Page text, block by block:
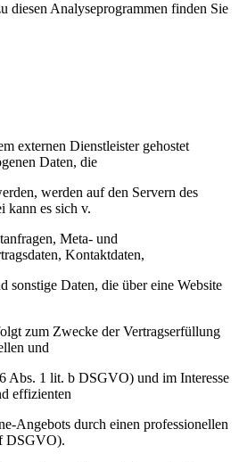
diesen Analyseprogrammen finden Sie
externen Dienstleister gehostet
Daten, die
werden auf den Servern des
kann es sich v.
Meta- und
Kontaktdaten,
sonstige Daten, die über eine Website
zum Zwecke der Vertragserfüllung
und
Abs. 1 lit. b DSGVO) und im Interesse
effizienten
Angebots durch einen professionellen
DSGVO).